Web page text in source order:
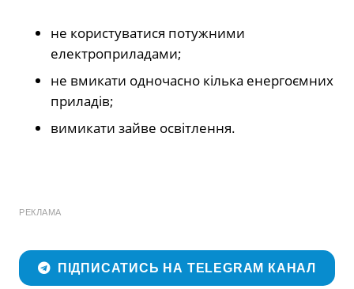
не користуватися потужними
електроприладами;
не вмикати одночасно кілька енергоємних
приладів;
вимикати зайве освітлення.
РЕКЛАМА
ПІДПИСАТИСЬ НА TELEGRAM КАНАЛ